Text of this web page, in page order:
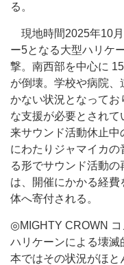
る。
現地時間2025年10月
ー5となる大型ハリケ
撃。南西部を中心に
が倒壊。学校や病院
かない状況となって
な支援が必要とされ
来サウンド活動休止中
にわたりジャマイカの
る形でサウンド活動
は、開催にかかる経費
体へ寄付される。
◎MIGHTY CROWN コ
ハリケーンによる壊滅
本ではその状況がほと